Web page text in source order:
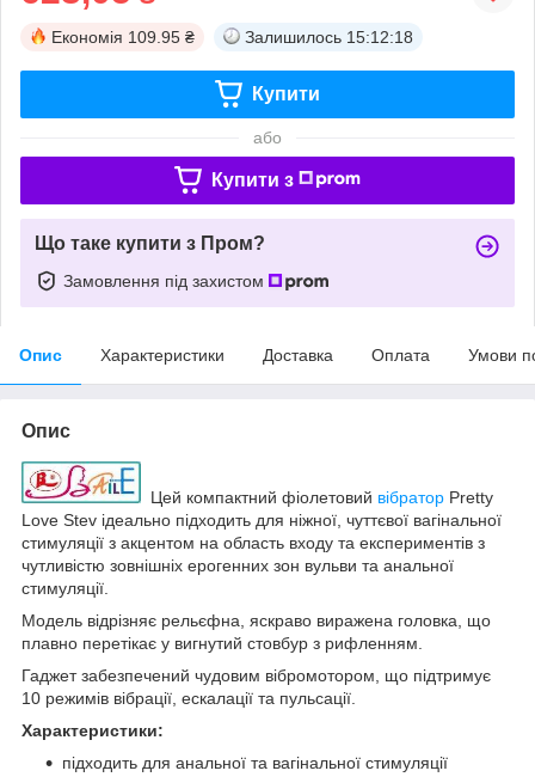
Економія 109.95 ₴ Залишилось 15:12:17
Купити
або
Купити з
Що таке купити з Пром?
Замовлення під захистом
Опис Характеристики Доставка Оплата Умови
Опис
Цей компактний фіолетовий вібратор Pretty
Love Stev ідеально підходить для ніжної, чуттєвої вагінальної
стимуляції з акцентом на область входу та експериментів з
чутливістю зовнішніх ерогенних зон вульви та анальної
стимуляції.
Модель відрізняє рельєфна, яскраво виражена головка, що
плавно перетікає у вигнутий стовбур з рифленням.
Гаджет забезпечений чудовим вібромотором, що підтримує
10 режимів вібрації, ескалації та пульсації.
Характеристики:
підходить для анальної та вагінальної стимуляції